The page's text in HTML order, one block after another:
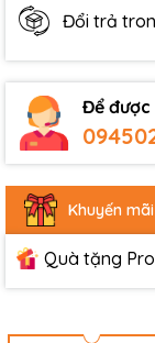
Đổi trả
Để được
Khuyến
Quà tặng